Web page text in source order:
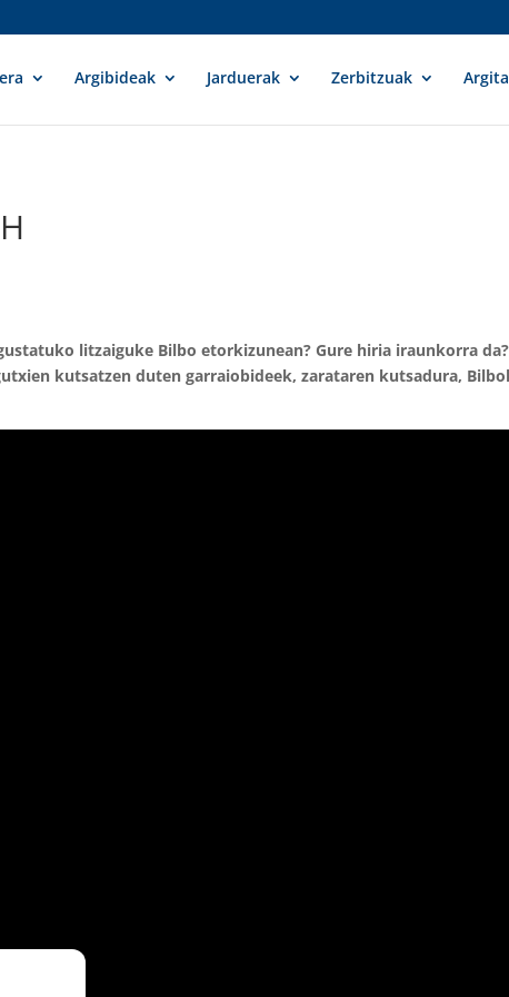
Argibideak Jarduerak Zerbitzuak
litzaiguke Bilbo etorkizunean? Gure hiria iraunkorra
kutsatzen duten garraiobideek, zarataren kutsadura,